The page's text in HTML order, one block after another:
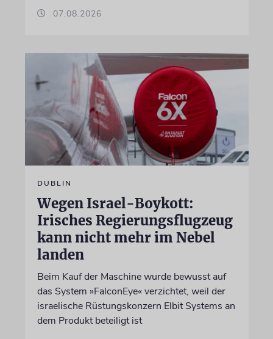
07.08.2026
DUBLIN
Wegen Israel-Boykott:
Irisches Regierungsflugzeug
kann nicht mehr im Nebel
landen
Beim Kauf der Maschine wurde bewusst auf
das System »FalconEye« verzichtet, weil der
israelische Rüstungskonzern Elbit Systems an
dem Produkt beteiligt ist